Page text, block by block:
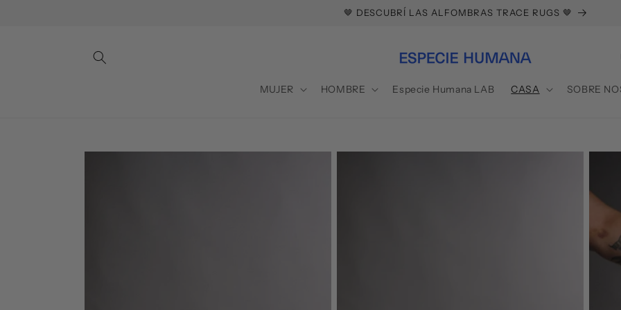
🤎 DESCUBRÍ LAS ALFOMBRAS TRACE RUGS 🤎
MUJER HOMBRE Especie Humana LAB CASA SOBRE
í
g
ó
n